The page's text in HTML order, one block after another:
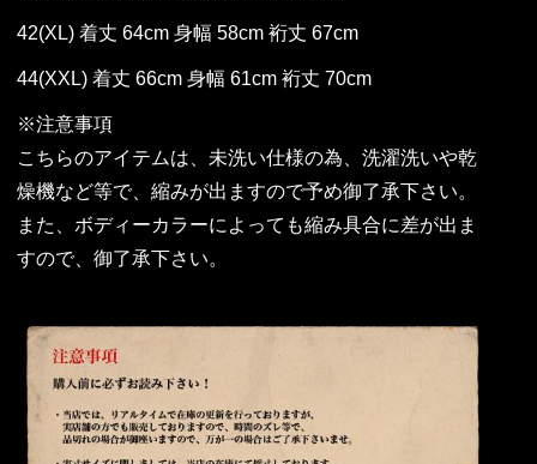
42(XL) 着丈 64cm 身幅 58cm 裄丈 67cm
44(XXL) 着丈 66cm 身幅 61cm 裄丈 70cm
※注意事項
こちらのアイテムは、未洗い仕様の為、洗濯洗いや乾
燥機など等で、縮みが出ますので予め御了承下さい。
また、ボディーカラーによっても縮み具合に差が出ま
すので、御了承下さい。